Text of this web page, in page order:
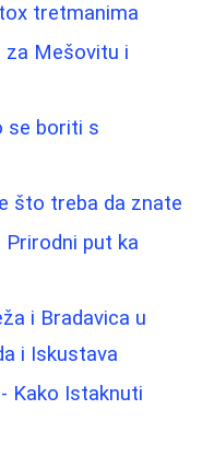
tretmanima
za Mešovitu i
se boriti s
što treba da znate
put ka
i Bradavica u
i Iskustava
Kako Istaknuti